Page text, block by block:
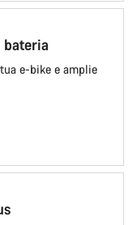
bateria
e-bike e amplie